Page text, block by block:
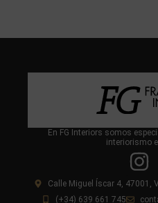
En FG Interiors somos
interiorismo
Calle Miguel Íscar 4, 47001,
(+34) 639 661 745